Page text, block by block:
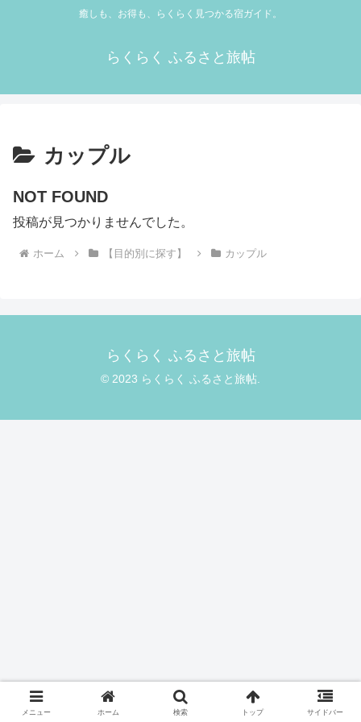
癒しも、お得も、らくらく見つかる宿ガイド。
らくらく ふるさと旅帖
カップル
NOT FOUND
投稿が見つかりませんでした。
ホーム 【目的別に探す】 カップル
らくらく ふるさと旅帖
© 2023 らくらく ふるさと旅帖.
メニュー ホーム 検索 トップ サイドバー